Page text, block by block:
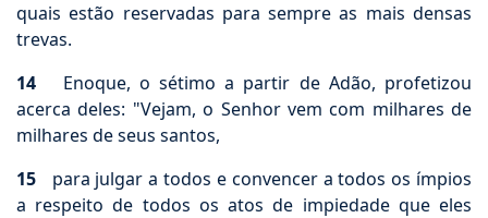
quais estão reservadas para sempre as mais densas
trevas.
14 Enoque, o sétimo a partir de Adão, profetizou
acerca deles: "Vejam, o Senhor vem com milhares de
milhares de seus santos,
15 para julgar a todos e convencer a todos os ímpios
a respeito de todos os atos de impiedade que eles